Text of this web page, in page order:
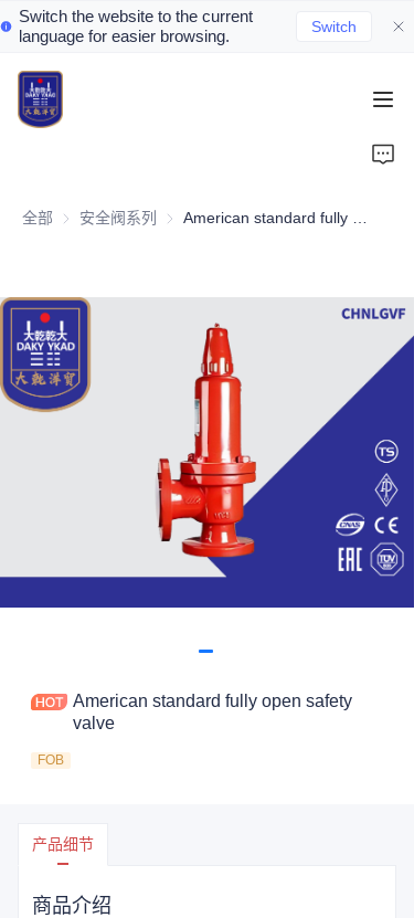
Switch the website to the current
language for easier browsing.
Switch
全部 安全阀系列 安全阀系列
American standard fully open safety
valve
FOB
产品细节
商品介绍
Home
Valve Products
Valve News
Contact Us